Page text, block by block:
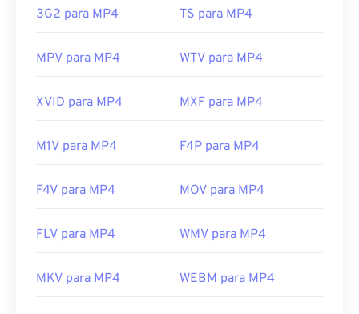
dispositivo. Para resolver esse problema,
Desenvolvido por:
Moving Picture Experts Group
Norma:ISO/IEC 14496
Lançamento inicial:
1999
https://en.wikipedia.org/wiki/MPEG-4
4.html
3G2 para MP4 TS para MP4
MPV para MP4 WTV para MP4
XVID para MP4 MXF para MP4
M1V para MP4 F4P para MP4
F4V para MP4 MOV para MP4
FLV para MP4 WMV para MP4
MKV para MP4 WEBM para MP4